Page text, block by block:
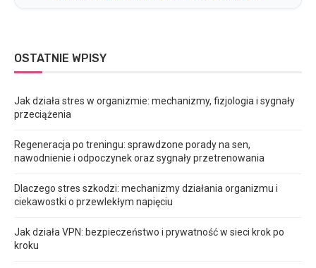
OSTATNIE WPISY
Jak działa stres w organizmie: mechanizmy, fizjologia i sygnały
przeciążenia
Regeneracja po treningu: sprawdzone porady na sen,
nawodnienie i odpoczynek oraz sygnały przetrenowania
Dlaczego stres szkodzi: mechanizmy działania organizmu i
ciekawostki o przewlekłym napięciu
Jak działa VPN: bezpieczeństwo i prywatność w sieci krok po
kroku